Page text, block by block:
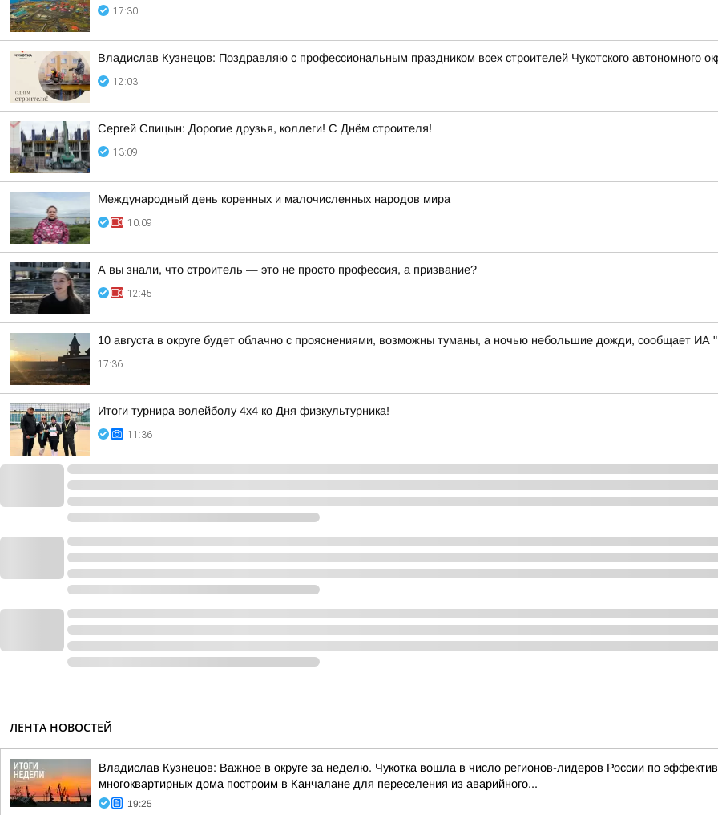
17:30
Владислав Кузнецов: Поздравляю с профессиональным праздником всех строителей Чукотского автономного
12:03
Сергей Спицын: Дорогие друзья, коллеги! С Днём строителя!
13:09
Международный день коренных и малочисленных народов мира
10:09
А вы знали, что строитель — это не просто профессия, а призвание?
12:45
10 августа в округе будет облачно с прояснениями, возможны туманы, а ночью небольшие дожди, сообщает ИА
17:36
Итоги турнира волейболу 4х4 ко Дня физкультурника!
11:36
ЛЕНТА НОВОСТЕЙ
Владислав Кузнецов: Важное в округе за неделю. Чукотка вошла в число регионов-лидеров России по
многоквартирных дома построим в Канчалане для переселения из аварийного...
19:25